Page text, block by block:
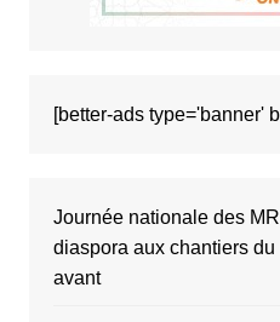
[better-ads type='banner'
Journée nationale des
diaspora aux chantiers
avant